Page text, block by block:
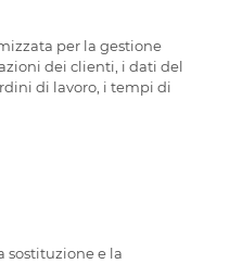
per la gestione
dei clienti, i dati del
di lavoro, i tempi di
sostituzione e la